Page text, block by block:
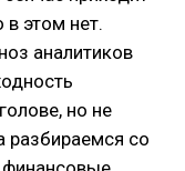
в этом нет.
аналитиков
но не
разбираемся со